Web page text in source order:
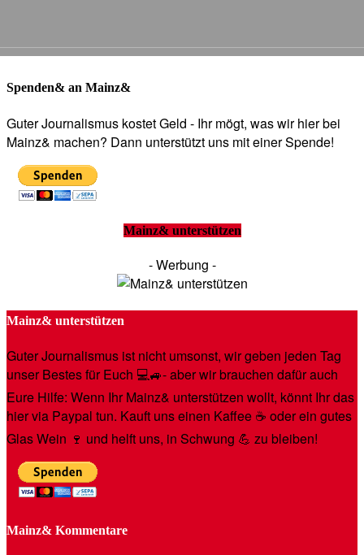
Spenden& an Mainz&
Guter Journalismus kostet Geld - Ihr mögt, was wir hier bei
Mainz& machen? Dann unterstützt uns mit einer Spende!
Mainz& unterstützen
- Werbung -
Mainz& unterstützen
Guter Journalismus ist nicht umsonst, wir geben jeden Tag
unser Bestes für Euch 💻🚙- aber wir brauchen dafür auch
Eure Hilfe: Wenn Ihr Mainz& unterstützen wollt, könnt Ihr das
hier via Paypal tun. Kauft uns einen Kaffee ☕️ oder ein gutes
Glas Wein 🍷 und helft uns, in Schwung 💪 zu bleiben!
Mainz& Kommentare